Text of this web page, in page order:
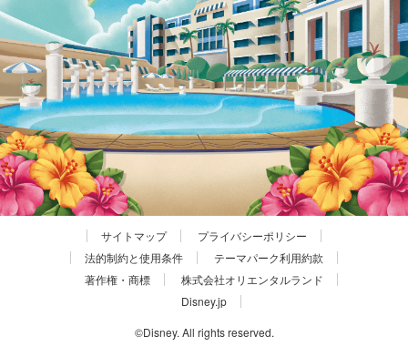
サイトマップ
プライバシーポリシー
法的制約と使用条件
テーマパーク利用約款
著作権・商標
株式会社オリエンタルランド
Disney.jp
©Disney. All rights reserved.